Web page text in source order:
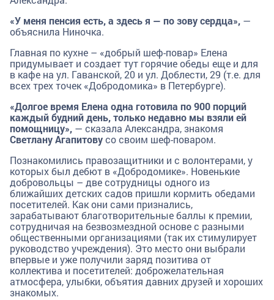
«У меня пенсия есть, а здесь я — по зову сердца», —
объяснила Ниночка.
Главная по кухне – «добрый шеф-повар» Елена
придумывает и создает тут горячие обеды еще и для
в кафе на ул. Гаванской, 20 и ул. Доблести, 29 (т.е. для
всех трех точек «Добродомика» в Петербурге).
«Долгое время Елена одна готовила по 900 порций
каждый будний день, только недавно мы взяли ей
помощницу», — сказала Александра, знакомя
Светлану Агапитовусо своим шеф-поваром.
Познакомились правозащитники и с волонтерами, у
которых был дебют в «Добродомике». Новенькие
добровольцы – две сотрудницы одного из
ближайших детских садов пришли кормить обедами
посетителей. Как они сами признались,
зарабатывают благотворительные баллы к премии,
сотрудничая на безвозмездной основе с разными
общественными организациями (так их стимулирует
руководство учреждения). Это место они выбрали
впервые и уже получили заряд позитива от
коллектива и посетителей: доброжелательная
атмосфера, улыбки, объятия давних друзей и хороших
знакомых.